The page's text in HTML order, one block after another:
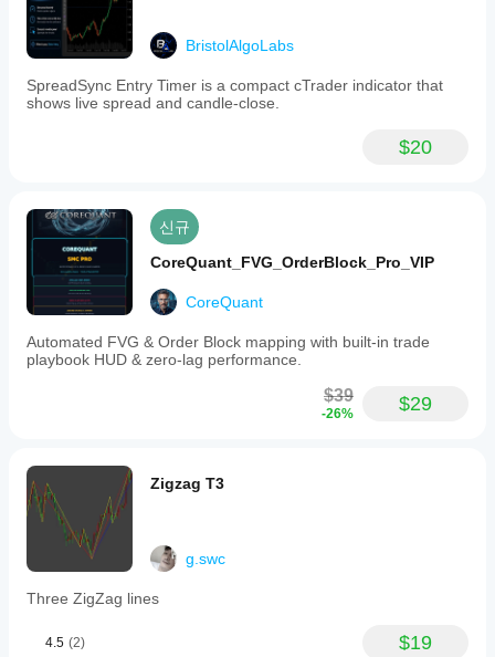
BristolAlgoLabs
SpreadSync Entry Timer is a compact cTrader indicator that
shows live spread and candle-close.
$20
신규
CoreQuant_FVG_OrderBlock_Pro_VIP
CoreQuant
Automated FVG & Order Block mapping with built-in trade
playbook HUD & zero-lag performance.
$39
-26% $29
Zigzag T3
g.swc
Three ZigZag lines
4.5 (2) $19